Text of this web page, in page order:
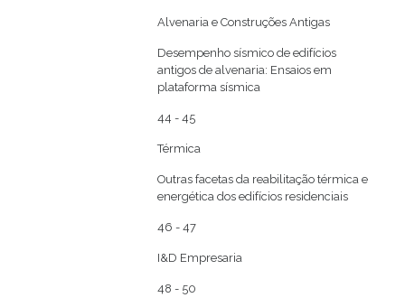
Alvenaria e Construções Antigas
Desempenho sísmico de edifícios
antigos de alvenaria: Ensaios em
plataforma sísmica
44 - 45
Térmica
Outras facetas da reabilitação térmica e
energética dos edifícios residenciais
46 - 47
I&D Empresaria
48 - 50